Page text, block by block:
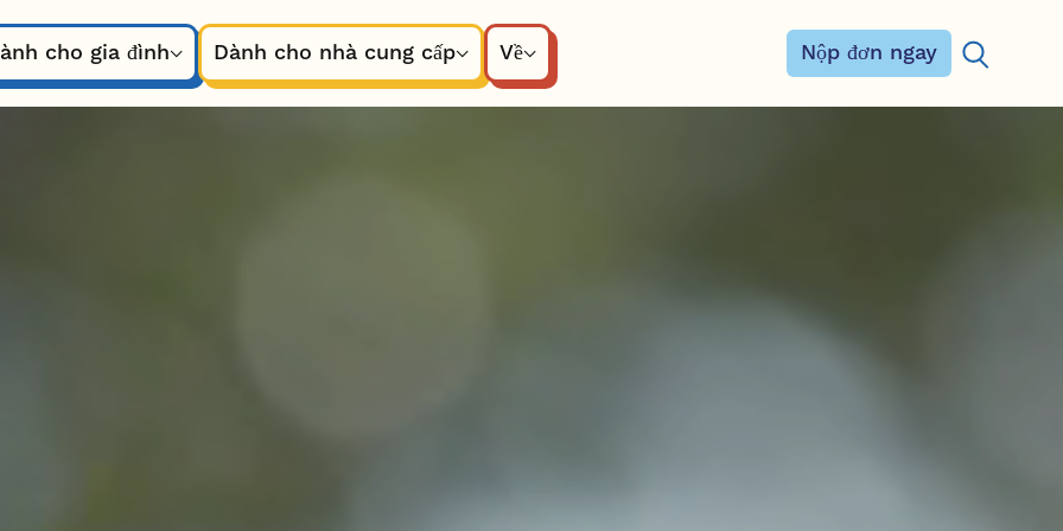
cho gia đình
Dành cho nhà cung cấp Về Nộp đơn ngay
Tìm kiếm: